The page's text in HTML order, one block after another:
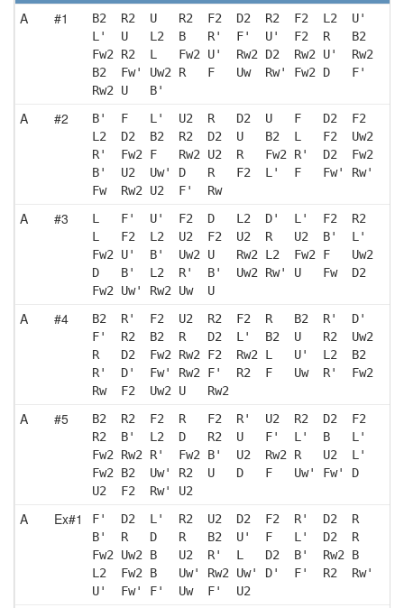
A
#1
B2  R2  U   R2  F2  D2  R2  F2  L2  U'
L'  U   L2  B   R'  F'  U'  F2  R   B2
Fw2 R2  L   Fw2 U'  Rw2 D2  Rw2 U'  Rw2
B2  Fw' Uw2 R   F   Uw  Rw' Fw2 D   F'
Rw2 U   B'
A #2
B'  F   L'  U2  R   D2  U   F   D2  F2
L2  D2  B2  R2  D2  U   B2  L   F2  Uw2
R'  Fw2 F   Rw2 U2  R   Fw2 R'  D2  Fw2
B'  U2  Uw' D   R   F2  L'  F   Fw' Rw'
Fw  Rw2 U2  F'  Rw
A #3
L   F'  U'  F2  D   L2  D'  L'  F2  R2
L   F2  L2  U2  F2  U2  R   U2  B'  L'
Fw2 U'  B'  Uw2 U   Rw2 L2  Fw2 F   Uw2
D   B'  L2  R'  B'  Uw2 Rw' U   Fw  D2
Fw2 Uw' Rw2 Uw  U
A #4
B2  R'  F2  U2  R2  F2  R   B2  R'  D'
F'  R2  B2  R   D2  L'  B2  U   R2  Uw2
R   D2  Fw2 Rw2 F2  Rw2 L   U'  L2  B2
R'  D'  Fw' Rw2 F'  R2  F   Uw  R'  Fw2
Rw  F2  Uw2 U   Rw2
A #5
B2  R2  F2  R   F2  R'  U2  R2  D2  F2
R2  B'  L2  D   R2  U   F'  L'  B   L'
Fw2 Rw2 R'  Fw2 B'  U2  Rw2 R   U2  L'
Fw2 B2  Uw' R2  U   D   F   Uw' Fw' D
U2  F2  Rw' U2
A Ex#1
F'  D2  L'  R2  U2  D2  F2  R'  D2  R
B'  R   D   R   B2  U'  F   L'  D2  R
Fw2 Uw2 B   U2  R'  L   D2  B'  Rw2 B
L2  Fw2 B   Uw' Rw2 Uw' D'  F'  R2  Rw'
U'  Fw' F'  Uw  F'  U2